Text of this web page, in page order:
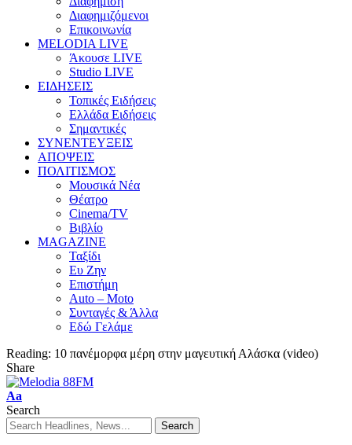
Διαφημιζόμενοι
Επικοινωνία
MELODIA LIVE
Άκουσε LIVE
Studio LIVE
ΕΙΔΗΣΕΙΣ
Τοπικές Ειδήσεις
Ελλάδα Ειδήσεις
Σημαντικές
ΣΥΝΕΝΤΕΥΞΕΙΣ
ΑΠΟΨΕΙΣ
ΠΟΛΙΤΙΣΜΟΣ
Μουσικά Νέα
Θέατρο
Cinema/TV
Βιβλίο
MAGAZINE
Ταξίδι
Ευ Ζην
Επιστήμη
Auto – Moto
Συνταγές & Άλλα
Εδώ Γελάμε
Reading: 10 πανέμορφα μέρη στην μαγευτική Αλάσκα (video)
Share
Aa
Search